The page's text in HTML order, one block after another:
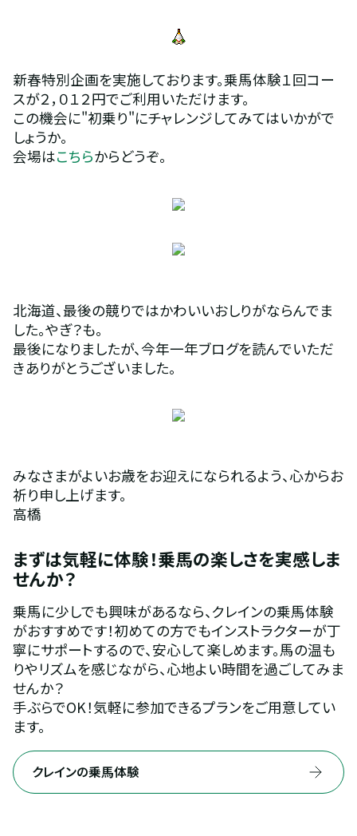
新春特別企画を実施しております。乗馬体験１回コー
スが２，０１２円でご利用いただけます。
この機会に"初乗り"にチャレンジしてみてはいかがで
しょうか。
会場はこちらからどうぞ。
北海道、最後の競りではかわいいおしりがならんでま
した。やぎ？も。
最後になりましたが、今年一年ブログを読んでいただ
きありがとうございました。
みなさまがよいお歳をお迎えになられるよう、心からお
祈り申し上げます。
高橋
まずは気軽に体験！乗馬の楽しさを実感しま
せんか？
乗馬に少しでも興味があるなら、クレインの乗馬体験
がおすすめです！初めての方でもインストラクターが丁
寧にサポートするので、安心して楽しめます。馬の温も
りやリズムを感じながら、心地よい時間を過ごしてみま
せんか？
手ぶらでOK！気軽に参加できるプランをご用意してい
ます。
クレインの乗馬体験